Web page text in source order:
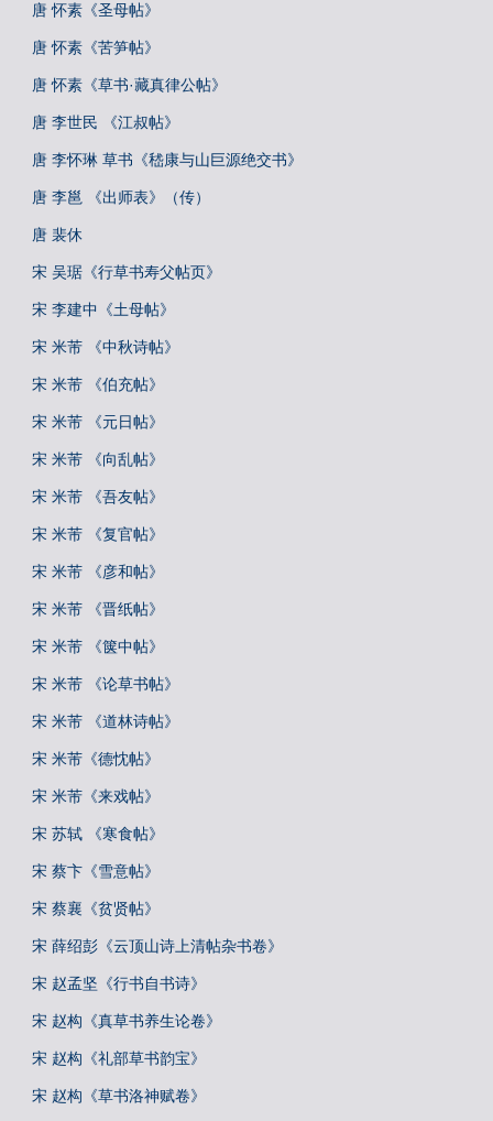
唐 怀素《圣母帖》
唐 怀素《苦笋帖》
唐 怀素《草书·藏真律公帖》
唐 李世民 《江叔帖》
唐 李怀琳 草书《嵇康与山巨源绝交书》
唐 李邕 《出师表》（传）
唐 裴休
宋 吴琚《行草书寿父帖页》
宋 李建中《土母帖》
宋 米芾 《中秋诗帖》
宋 米芾 《伯充帖》
宋 米芾 《元日帖》
宋 米芾 《向乱帖》
宋 米芾 《吾友帖》
宋 米芾 《复官帖》
宋 米芾 《彦和帖》
宋 米芾 《晋纸帖》
宋 米芾 《箧中帖》
宋 米芾 《论草书帖》
宋 米芾 《道林诗帖》
宋 米芾《德忱帖》
宋 米芾《来戏帖》
宋 苏轼 《寒食帖》
宋 蔡卞《雪意帖》
宋 蔡襄《贫贤帖》
宋 薛绍彭《云顶山诗上清帖杂书卷》
宋 赵孟坚《行书自书诗》
宋 赵构《真草书养生论卷》
宋 赵构《礼部草书韵宝》
宋 赵构《草书洛神赋卷》